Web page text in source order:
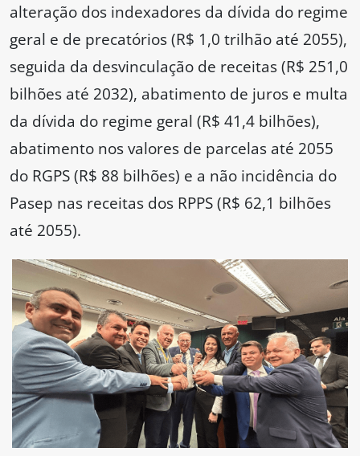
alteração dos indexadores da dívida do regime
geral e de precatórios (R$ 1,0 trilhão até 2055),
seguida da desvinculação de receitas (R$ 251,0
bilhões até 2032), abatimento de juros e multa
da dívida do regime geral (R$ 41,4 bilhões),
abatimento nos valores de parcelas até 2055
do RGPS (R$ 88 bilhões) e a não incidência do
Pasep nas receitas dos RPPS (R$ 62,1 bilhões
até 2055).